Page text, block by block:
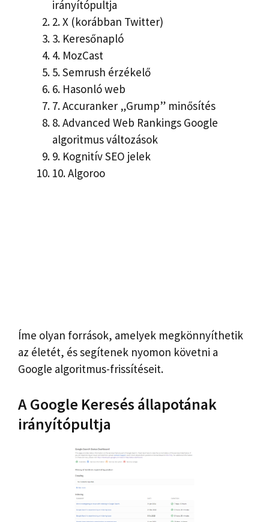
irányítópultja
2.X (korábban Twitter)
3. Keresőnapló
4. MozCast
5.Semrush érzékelő
6. Hasonló web
7.Accuranker „Grump” minősítés
8.Advanced Web Rankings Google
algoritmus változások
9. Kognitív SEO jelek
10.Algoroo
Íme olyan források, amelyek megkönnyíthetik
az életét, és segítenek nyomon követni a
Google algoritmus-frissítéseit.
A Google Keresés állapotának
irányítópultja